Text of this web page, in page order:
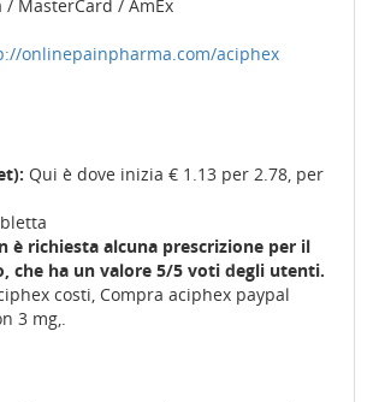
/ MasterCard / AmEx
onlinepainpharma.com/aciphex
Qui è dove inizia € 1.13 per 2.78, per
è richiesta alcuna prescrizione per il
che ha un valore 5/5 voti degli utenti.
costi, Compra aciphex paypal
3 mg,.